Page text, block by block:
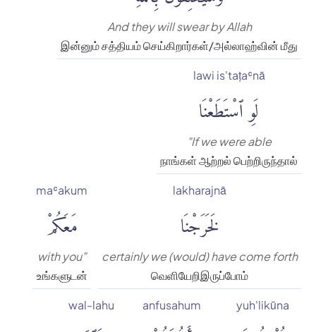
And they will swear by Allah
இன்னும் சத்தியம் செய்கிறார்கள்/அல்லாஹ்வின் மீது
lawi is'taṭaʿnā
لَوِ ٱسْتَطَعْنَا
"If we were able
நாங்கள் ஆற்றல் பெற்றிருந்தால்
lakharajnā
لَخَرَجْنَا
certainly we (would) have come forth
வெளியேறிஇருப்போம்
maʿakum
مَعَكُمْ
with you"
உங்களுடன்
yuh'likūna
anfusahum
wal-lahu